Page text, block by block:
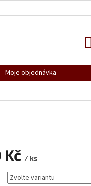
Moje objednávka
/ ks